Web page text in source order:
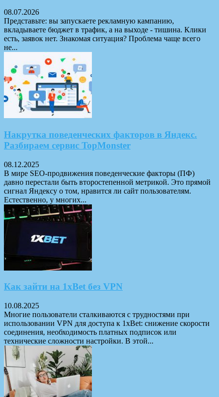
08.07.2026
Представьте: вы запускаете рекламную кампанию,
вкладываете бюджет в трафик, а на выходе - тишина. Клики
есть, заявок нет. Знакомая ситуация? Проблема чаще всего
не...
Накрутка поведенческих факторов в Яндекс.
Разбираем сервис TopMonster
08.12.2025
В мире SEO-продвижения поведенческие факторы (ПФ)
давно перестали быть второстепенной метрикой. Это прямой
сигнал Яндексу о том, нравится ли сайт пользователям.
Естественно, у многих...
Как зайти на 1xBet без VPN
10.08.2025
Многие пользователи сталкиваются с трудностями при
использовании VPN для доступа к 1xBet: снижение скорости
соединения, необходимость платных подписок или
технические сложности настройки. В этой...